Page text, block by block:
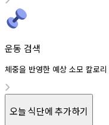
운동 검색
체중을 반영한 예상 소모 칼로
오늘 식단에 추가하기